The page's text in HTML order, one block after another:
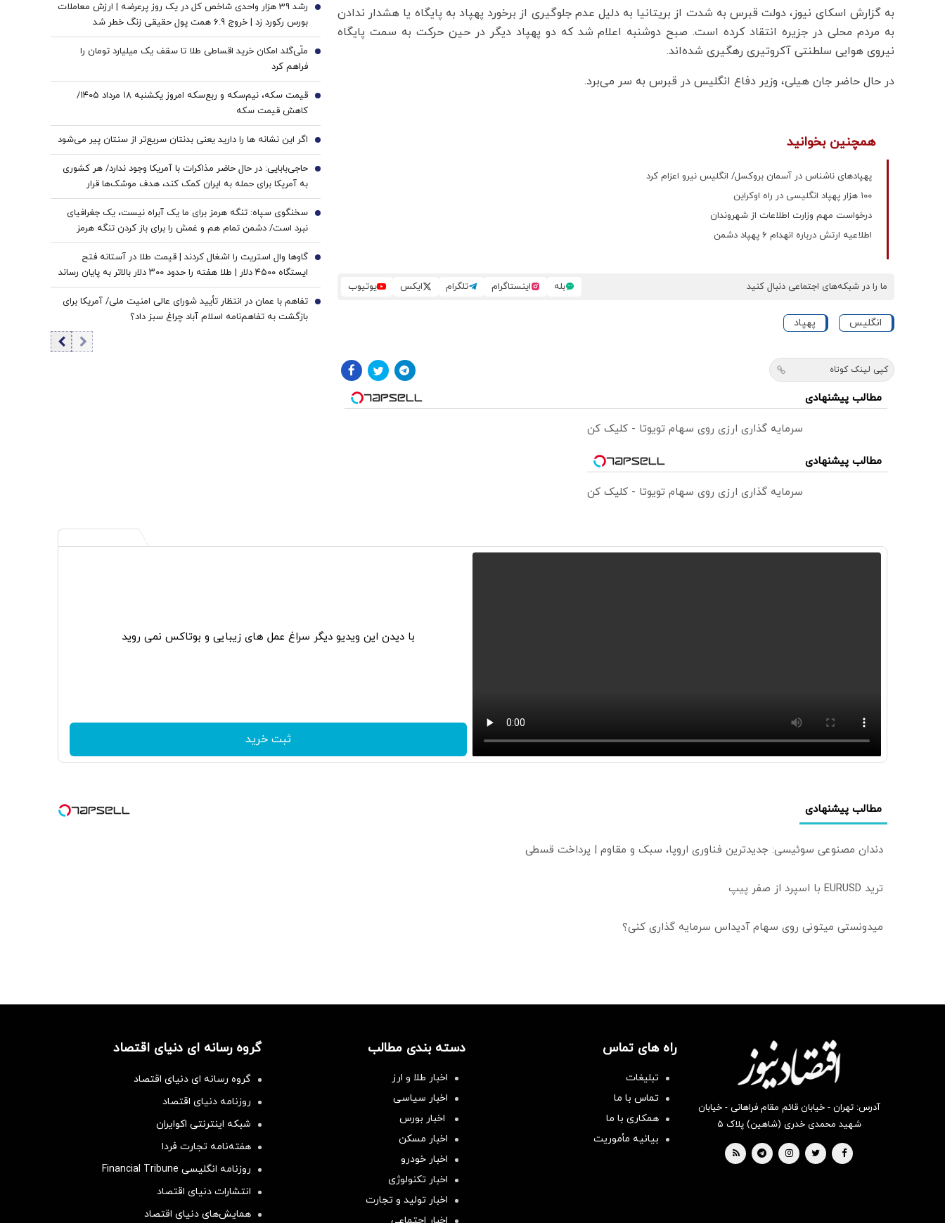
به گزارش اسکای نیوز، دولت قبرس به شدت از بریتانیا به دلیل عدم جلوگیری از برخورد پهپاد به پایگاه یا هشدار ندادن
به مردم محلی در جزیره انتقاد کرده است. صبح دوشنبه اعلام شد که دو پهپاد دیگر در حین حرکت به سمت پایگاه
نیروی هوایی سلطنتی آکروتیری رهگیری شده‌اند.
در حال حاضر جان هیلی، وزیر دفاع انگلیس در قبرس به سر می‌برد.
همچنین بخوانید
پهپادهای ناشناس در آسمان بروکسل/ انگلیس نیرو اعزام کرد
۱۰۰ هزار پهپاد انگلیسی در راه اوکراین
درخواست مهم وزارت اطلاعات از شهروندان
اطلاعیه ارتش درباره انهدام 6 پهپاد دشمن
ما را در شبکه‌های اجتماعی دنبال کنید بله اینستاگرام تلگرام ایکس یوتیوب
انگلیس پهپاد
کپی لینک کوتاه
مطالب پیشنهادی
سرمایه گذاری ارزی روی سهام تویوتا - کلیک کن
مطالب پیشنهادی
سرمایه گذاری ارزی روی سهام تویوتا - کلیک کن
رشد 39 هزار واحدی شاخص کل در یک روز پرعرضه | ارزش معاملات
بورس رکورد زد | خروج 6.9 همت پول حقیقی زنگ خطر شد
3
ملّی‌گلد امکان خرید اقساطی طلا تا سقف یک میلیارد تومان را
فراهم کرد
4
قیمت سکه، نیم‌سکه و ربع‌سکه امروز یکشنبه ۱۸ مرداد ۱۴۰۵/
کاهش قیمت سکه
5
اگر این نشانه ها را دارید یعنی بدنتان سریع‌تر از سنتان پیر می‌شود 6
حاجی‌بابایی: در حال حاضر مذاکرات با آمریکا وجود ندارد/ هر کشوری
به آمریکا برای حمله به ایران کمک کند، هدف موشک‌ها قرار
می‌گیرد
7
سخنگوی سپاه: تنگه هرمز برای ما یک آبراه نیست، یک جغرافیای
نبرد است/ دشمن تمام هم و غمش را برای باز کردن تنگه هرمز
گذاشته است
8
گاوها وال استریت را اشغال کردند | قیمت طلا در آستانه فتح
ایستگاه ۴۵۰۰ دلار | طلا هفته را حدود ۳۰۰ دلار بالاتر به پایان رساند
9
تفاهم با عمان در انتظار تأیید شورای عالی امنیت ملی/ آمریکا برای
بازگشت به تفاهم‌نامه اسلام آباد چراغ سبز داد؟
10
با دیدن این ویدیو دیگر سراغ عمل های زیبایی و بوتاکس نمی روید
ثبت خرید
مطالب پیشنهادی
دندان مصنوعی سوئیسی: جدیدترین فناوری اروپا، سبک و مقاوم | پرداخت قسطی
ترید EURUSD با اسپرد از صفر پیپ
میدونستی میتونی روی سهام آدیداس سرمایه گذاری کنی؟
آدرس: تهران - خیابان قائم مقام فراهانی - خیابان
شهید محمدی خدری (شاهین) پلاک ۵
راه های تماس
تبلیغات
تماس با ما
همکاری با ما
بیانیه مأموریت
دسته بندی مطالب
اخبار طلا و ارز
اخبار سیاسی
اخبار بورس
اخبار مسکن
اخبار خودرو
اخبار تکنولوژی
اخبار تولید و تجارت
گروه رسانه ای دنیای اقتصاد
گروه رسانه ای دنیای اقتصاد
روزنامه دنیای اقتصاد
شبکه اینترنتی اکوایران
هفته‌نامه تجارت فردا
روزنامه انگلیسی Financial Tribune
انتشارات دنیای اقتصاد
همایش‌های دنیای اقتصاد